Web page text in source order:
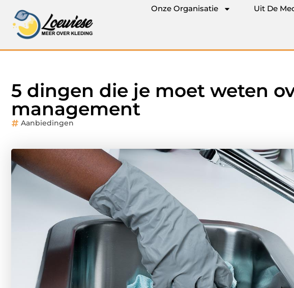
Onze Organisatie Uit De
5 dingen die je moet weten
management
Aanbiedingen